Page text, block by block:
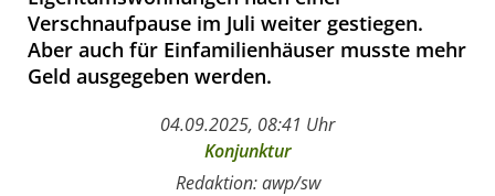
Verschnaufpause im Juli weiter gestiegen.
Aber auch für Einfamilienhäuser musste mehr
Geld ausgegeben werden.
04.09.2025, 08:41 Uhr
Konjunktur
Redaktion: awp/sw